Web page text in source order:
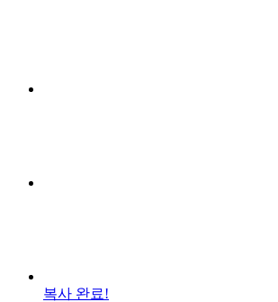
복사 완료!